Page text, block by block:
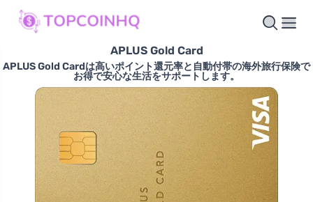
APLUS Gold Card
APLUS Gold Cardは高いポイント還元率と自動付帯の海外旅行保険で
お得で安心な生活をサポートします。